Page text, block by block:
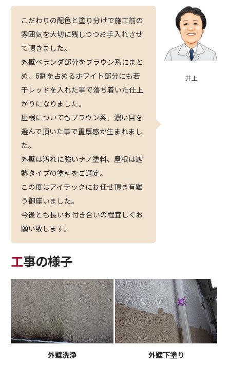
こだわりの配色と塗り分けで施工前の
雰囲気を大切に残しつつお手入れさせ
て頂きました。
外壁ベランダ部分をブラウン系にまと
め、6割を占めるホワイト部分にも若
干レッドを入れた事で落ち着いた仕上
がりになりました。
屋根についてもブラウン系、濃い目を
選んで頂いた事で重厚感が生まれまし
た。
外壁は汚れに強いナノ塗料、屋根は遮
熱タイプの塗料をご選定。
この度はアイテックにお任せ頂き有難
う御座いました。
今後とも長いお付き合いの程宜しくお
願い致します。
井上
工事の様子
外壁洗浄 外壁下塗り